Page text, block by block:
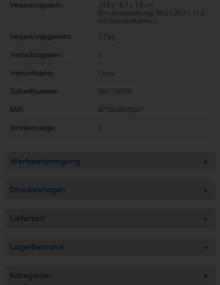
Verpackungsabm.:
24.8 x 18.7 x 1.8 cm
(Einzelverpackung); 56.5 x 26.9 x 21.3
cm (Versandkarton)
Verpackungsgewicht:
3.7 kg
Verpackungseinh.: 3
Herkunftsland: China
Zolltarifnummer: 6911100090
EAN: 8713638049267
Mindestmenge: 3
Werbeanbringung
Druckvorlagen
Lieferzeit
Lagerbestand
Kategorien